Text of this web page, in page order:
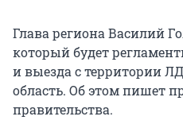
Глава региона Василий
который будет
и выезда с территории
область. Об этом пишет
правительства.